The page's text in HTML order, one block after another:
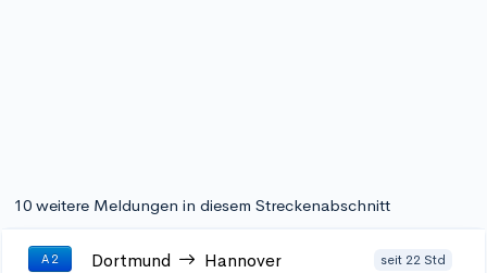
10 weitere Meldungen in diesem Streckenabschnitt
A 2 Dortmund Hannover seit 22 Std